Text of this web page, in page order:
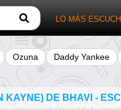
LO MÁS
Ozuna Daddy Yankee
DE BHAVI -